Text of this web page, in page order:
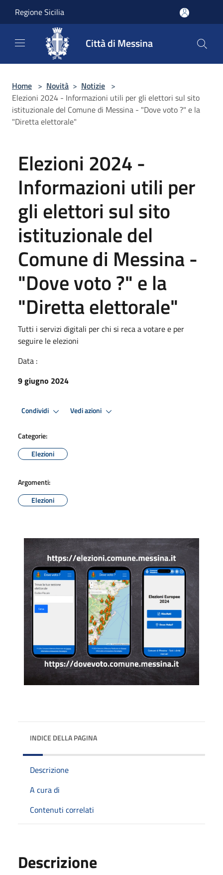
Regione Sicilia
Città di Messina
Home > Novità > Notizie >
Elezioni 2024 - Informazioni utili per gli elettori sul sito
istituzionale del Comune di Messina - "Dove voto ?" e la
"Diretta elettorale"
Elezioni 2024 -
Informazioni utili per
gli elettori sul sito
istituzionale del
Comune di Messina -
"Dove voto ?" e la
"Diretta elettorale"
Tutti i servizi digitali per chi si reca a votare e per
seguire le elezioni
Data :
9 giugno 2024
Condividi Vedi azioni
Categorie:
Elezioni
Argomenti:
Elezioni
INDICE DELLA PAGINA
Descrizione
A cura di
Contenuti correlati
Descrizione